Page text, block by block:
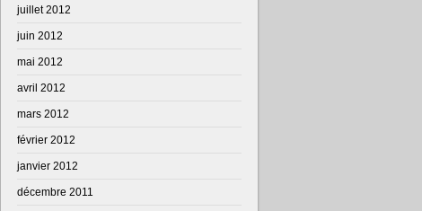
juillet 2012
juin 2012
mai 2012
avril 2012
mars 2012
février 2012
janvier 2012
décembre 2011